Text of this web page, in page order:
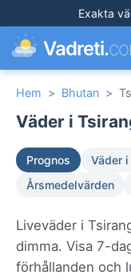
Exakta
Vadreti.
Hem > Bhutan >
Väder i
Prognos Väder
Årsmedelvärden
Liveväder i
dimma. Visa 7-
förhållanden och